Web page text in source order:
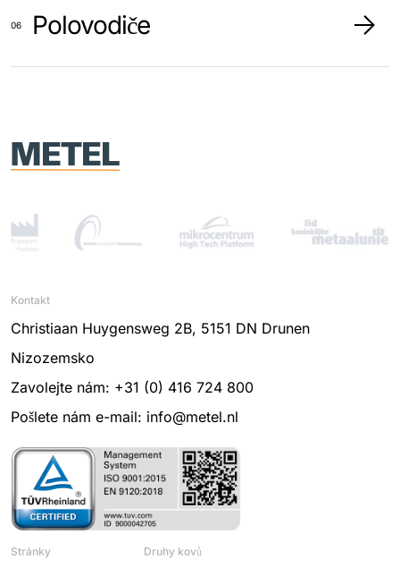
Polovodiče
Kontakt
Christiaan Huygensweg 2B, 5151 DN Drunen
Nizozemsko
Zavolejte nám: +31 (0) 416 724 800
Pošlete nám e-mail: info@metel.nl
Stránky Druhy kovů